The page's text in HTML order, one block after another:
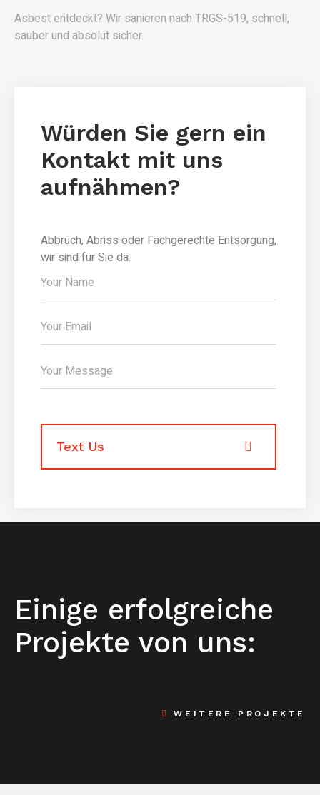
Asbest entdeckt? Wir sanieren nach TRGS-519, schnell,
sauber und absolut sicher.
Würden Sie gern ein
Kontakt mit uns
aufnähmen?
Abbruch, Abriss oder Fachgerechte Entsorgung,
wir sind für Sie da.
Einige erfolgreiche
Projekte von uns:
WEITERE PROJEKTE